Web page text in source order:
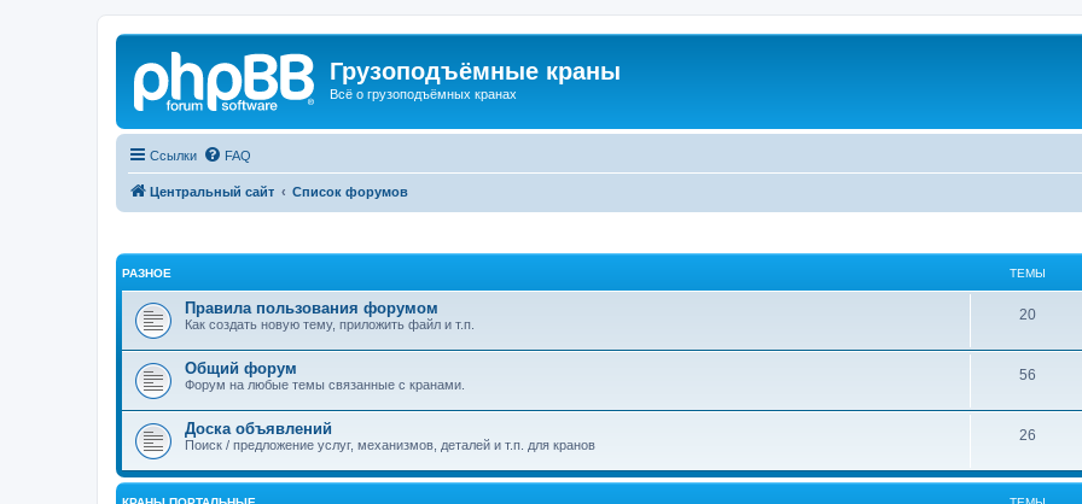
Грузоподъёмные краны
Всё о грузоподъёмных кранах
Ссылки FAQ
Центральный сайт Список форумов
РАЗНОЕ ТЕМЫ
Правила пользования форумом
Как создать новую тему, приложить файл и т.п.
20
Общий форум
Форум на любые темы связанные с кранами.
56
Доска объявлений
Поиск / предложение услуг, механизмов, деталей и т.п. для кранов
26